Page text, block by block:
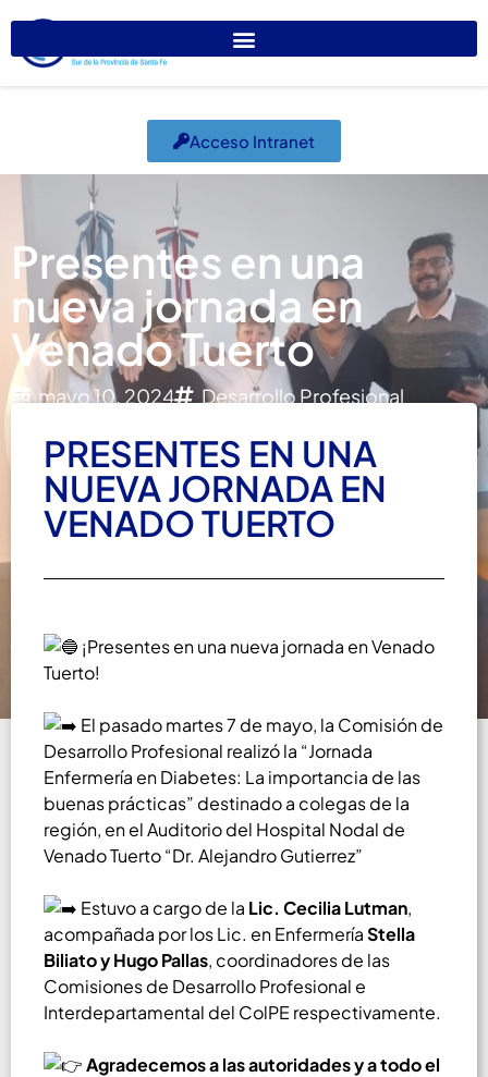
Acceso Intranet
Presentes en una
nueva jornada en
Venado Tuerto
mayo 10, 2024 Desarrollo Profesional
PRESENTES EN UNA
NUEVA JORNADA EN
VENADO TUERTO
¡Presentes en una nueva jornada en Venado
Tuerto!
El pasado martes 7 de mayo, la Comisión de
Desarrollo Profesional realizó la “Jornada
Enfermería en Diabetes: La importancia de las
buenas prácticas” destinado a colegas de la
región, en el Auditorio del Hospital Nodal de
Venado Tuerto “Dr. Alejandro Gutierrez”
Estuvo a cargo de la Lic. Cecilia Lutman,
acompañada por los Lic. en EnfermeríaStella
Biliato y Hugo Pallas, coordinadores de las
Comisiones de Desarrollo Profesional e
Interdepartamental del ColPE respectivamente.
Agradecemos a las autoridades y a todo el